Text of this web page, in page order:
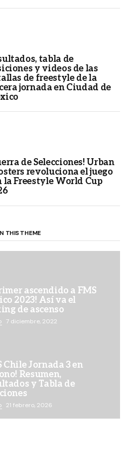
tabla de
y videos de las
de freestyle de la
jornada en Ciudad de
de Selecciones! Urban
revoluciona el juego
la Freestyle World Cup
THIS THEME
ascendido a FMS
2023! Así va el
de ascenso
7 diciembre, 2022
Chile Jornada 3 en
Resumen,
y Tabla de
21 febrero, 2026